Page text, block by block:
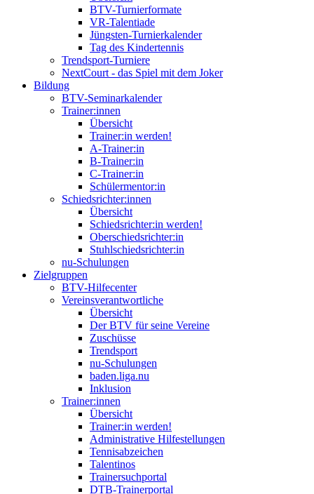
BTV-Turnierformate
VR-Talentiade
Jüngsten-Turnierkalender
Tag des Kindertennis
Trendsport-Turniere
NextCourt - das Spiel mit dem Joker
Bildung
BTV-Seminarkalender
Trainer:innen
Übersicht
Trainer:in werden!
A-Trainer:in
B-Trainer:in
C-Trainer:in
Schülermentor:in
Schiedsrichter:innen
Übersicht
Schiedsrichter:in werden!
Oberschiedsrichter:in
Stuhlschiedsrichter:in
nu-Schulungen
Zielgruppen
BTV-Hilfecenter
Vereinsverantwortliche
Übersicht
Der BTV für seine Vereine
Zuschüsse
Trendsport
nu-Schulungen
baden.liga.nu
Inklusion
Trainer:innen
Übersicht
Trainer:in werden!
Administrative Hilfestellungen
Tennisabzeichen
Talentinos
Trainersuchportal
DTB-Trainerportal